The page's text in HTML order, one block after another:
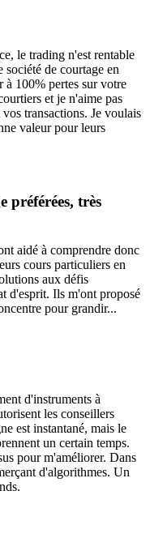
le trading n'est rentable
de courtage en
100% pertes sur votre
et je n'aime pas
transactions. Je voulais
valeur pour leurs
préférées, très
aidé à comprendre donc
cours particuliers en
aux défis
d'esprit. Ils m'ont proposé
pour grandir...
d'instruments à
les conseillers
est instantané, mais le
un certain temps.
pour m'améliorer. Dans
d'algorithmes. Un